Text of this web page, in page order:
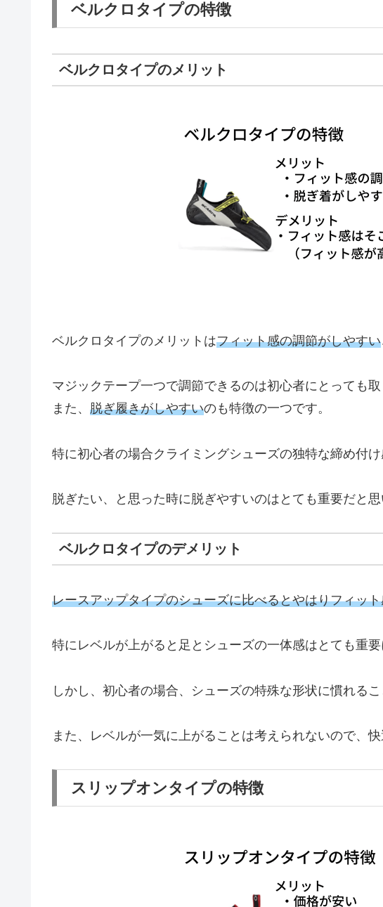
ベルクロタイプの特徴
ベルクロタイプのメリット
ベルクロタイプのメリットはフィット感の調節がしやすい
マジックテープ一つで調節できるのは初心者にとっても取
また、 脱ぎ履きがしやすいのも特徴の一つです。
特に初心者の場合クライミングシューズの独特な締め付
脱ぎたい、と思った時に脱ぎやすいのはとても重要だと思
ベルクロタイプのデメリット
レースアップタイプのシューズに比べるとやはりフィッ
特にレベルが上がると足とシューズの一体感はとても重要
しかし、初心者の場合、シューズの特殊な形状に慣れるこ
また、レベルが一気に上がることは考えられないので、
スリップオンタイプの特徴